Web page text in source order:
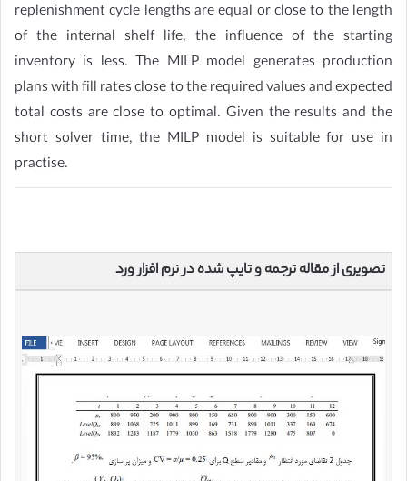
replenishment cycle lengths are equal or close to the length
of the internal shelf life, the influence of the starting
inventory is less. The MILP model generates production
plans with fill rates close to the required values and expected
total costs are close to optimal. Given the results and the
short solver time, the MILP model is suitable for use in
practise.
تصویری از مقاله ترجمه و تایپ شده در نرم افزار ورد